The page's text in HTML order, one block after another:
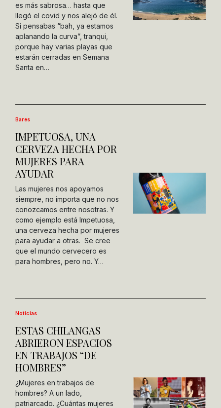
es más sabrosa… hasta que
llegó el covid y nos alejó de él.
Si pensabas “bah, ya estamos
aplanando la curva”, tranqui,
porque hay varias playas que
estarán cerradas en Semana
Santa en…
Bares
IMPETUOSA, UNA
CERVEZA HECHA POR
MUJERES PARA
AYUDAR
Las mujeres nos apoyamos
siempre, no importa que no nos
conozcamos entre nosotras. Y
como ejemplo está Impetuosa,
una cerveza hecha por mujeres
para ayudar a otras. Se cree
que el mundo cervecero es
para hombres, pero no. Y…
Noticias
ESTAS CHILANGAS
ABRIERON ESPACIOS
EN TRABAJOS “DE
HOMBRES”
¿Mujeres en trabajos de
hombres? A un lado,
patriarcado. ¿Cuántas mujeres